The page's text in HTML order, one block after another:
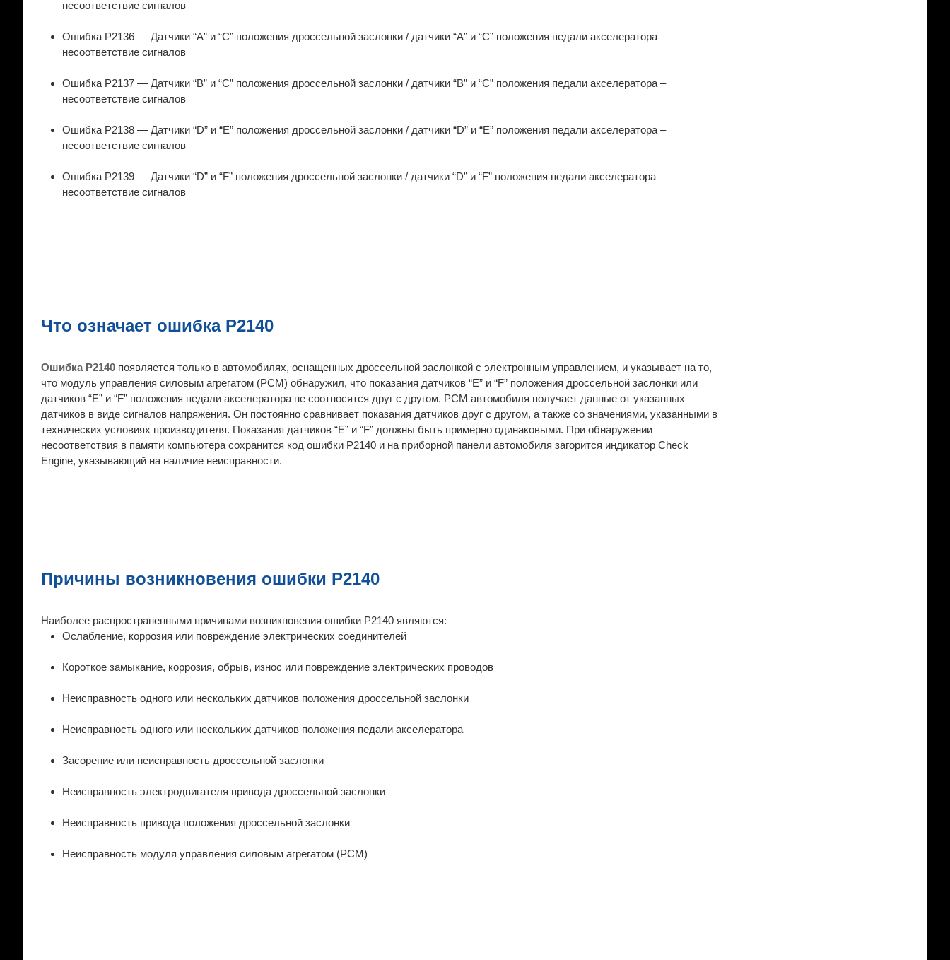
несоответствие сигналов
Ошибка P2136 — Датчики “A” и “C” положения дроссельной заслонки / датчики “A” и “C” положения педали акселератора –
несоответствие сигналов
Ошибка P2137 — Датчики “B” и “C” положения дроссельной заслонки / датчики “B” и “C” положения педали акселератора –
несоответствие сигналов
Ошибка P2138 — Датчики “D” и “E” положения дроссельной заслонки / датчики “D” и “E” положения педали акселератора –
несоответствие сигналов
Ошибка P2139 — Датчики “D” и “F” положения дроссельной заслонки / датчики “D” и “F” положения педали акселератора –
несоответствие сигналов
Что означает ошибка P2140
Ошибка P2140 появляется только в автомобилях, оснащенных дроссельной заслонкой с электронным управлением, и указывает на то,
что модуль управления силовым агрегатом (PCM) обнаружил, что показания датчиков “E” и “F” положения дроссельной заслонки или
датчиков “E” и “F” положения педали акселератора не соотносятся друг с другом. PCM автомобиля получает данные от указанных
датчиков в виде сигналов напряжения. Он постоянно сравнивает показания датчиков друг с другом, а также со значениями, указанными в
технических условиях производителя. Показания датчиков “E” и “F” должны быть примерно одинаковыми. При обнаружении
несоответствия в памяти компьютера сохранится код ошибки P2140 и на приборной панели автомобиля загорится индикатор Check
Engine, указывающий на наличие неисправности.
Причины возникновения ошибки P2140
Наиболее распространенными причинами возникновения ошибки P2140 являются:
Ослабление, коррозия или повреждение электрических соединителей
Короткое замыкание, коррозия, обрыв, износ или повреждение электрических проводов
Неисправность одного или нескольких датчиков положения дроссельной заслонки
Неисправность одного или нескольких датчиков положения педали акселератора
Засорение или неисправность дроссельной заслонки
Неисправность электродвигателя привода дроссельной заслонки
Неисправность привода положения дроссельной заслонки
Неисправность модуля управления силовым агрегатом (PCM)